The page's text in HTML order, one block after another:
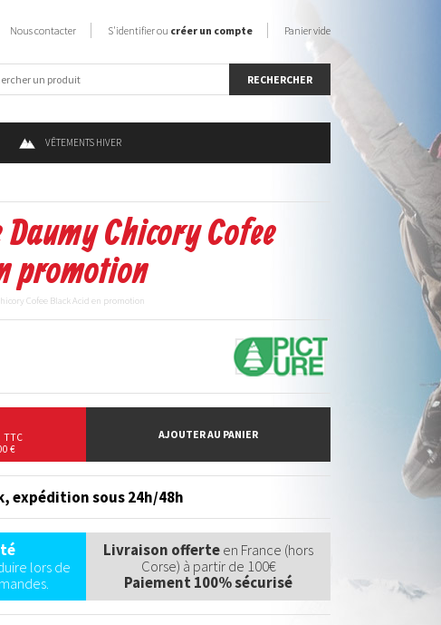
VÊTEMENTS HIVER
Nous contacter S'identifier ou créer un compte Panier vide
Chicory Cofee
promotion
Cofee Black Acid en promotion
TTC
€
AJOUTER AU PANIER
expédition sous 24h/48h
lors de
Livraison offerteen France (hors
Corse) à partir de 100€
Paiement 100% sécurisé